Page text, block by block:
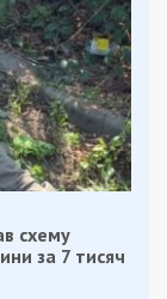
обрано
під вартою
гривень
про те, що